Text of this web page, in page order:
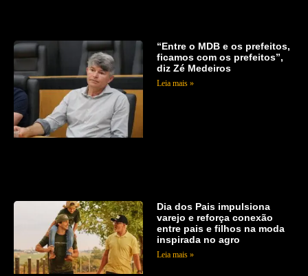
“Entre o MDB e os prefeitos,
ficamos com os prefeitos”,
diz Zé Medeiros
Leia mais »
Dia dos Pais impulsiona
varejo e reforça conexão
entre pais e filhos na moda
inspirada no agro
Leia mais »